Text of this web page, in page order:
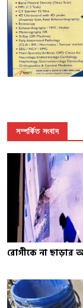
সম্পর্কিত সংবাদ
রোগীকে না ছাড়ার